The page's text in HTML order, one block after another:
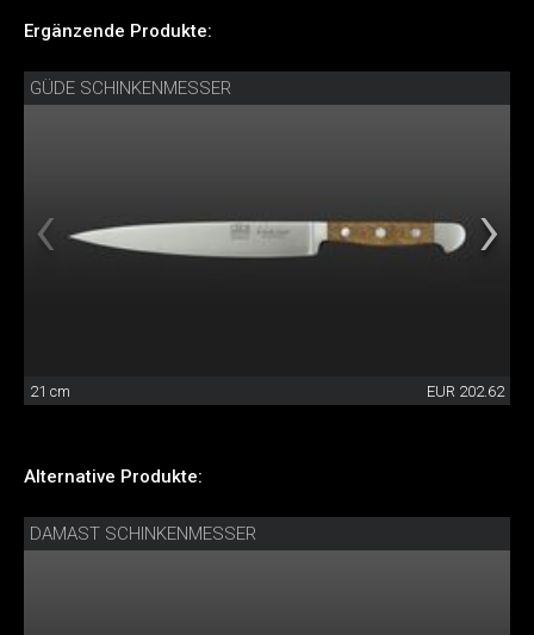
Ergänzende Produkte:
GÜDE SCHINKENMESSER
21 cm EUR 202.62
Alternative Produkte:
DAMAST SCHINKENMESSER